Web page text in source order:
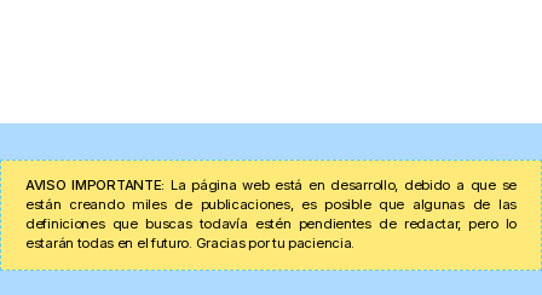
AVISO IMPORTANTE: La página web está en desarrollo, debido a que se
están creando miles de publicaciones, es posible que algunas de las
definiciones que buscas todavía estén pendientes de redactar, pero lo
estarán todas en el futuro. Gracias por tu paciencia.